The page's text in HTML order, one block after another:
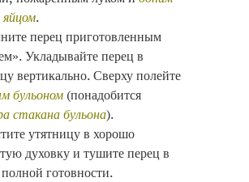
.
перец приготовленным
Укладывайте перец в
вертикально. Сверху полейте
бульоном (понадобится
стакана бульона).
утятницу в хорошо
духовку и тушите перец в
готовности.